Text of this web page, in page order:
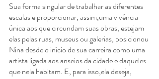
Sua forma singular de trabalhar as diferentes
escalas e proporcionar, assim,uma vivência
única aos que circundam suas obras, estejam
elas pelas ruas, museus ou galerias, posicionou
Nina desde o início de sua carreira como uma
artista ligada aos anseios da cidade e daqueles
que nela habitam. E, para isso,ela deseja,